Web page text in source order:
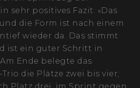
sehr positives Fazit: «Das
die Form ist nach einem
wieder da. Das stimmt
ist ein guter Schritt in
Ende belegte das
die Plätze zwei bis vier;
Platz drei, im Sprint gegen